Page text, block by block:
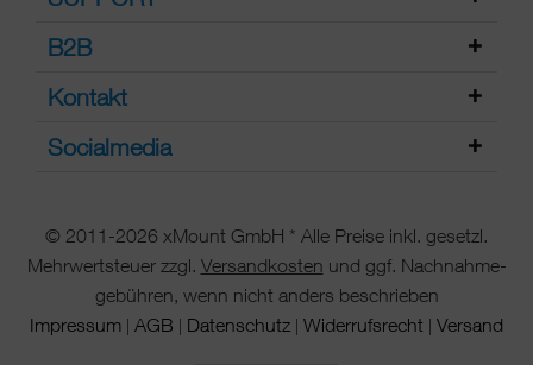
B2B
Kontakt
Socialmedia
© 2011-2026 xMount GmbH * Alle Preise inkl. gesetzl.
Mehrwertsteuer zzgl. Versandkosten und ggf. Nachnahme-
gebühren, wenn nicht anders beschrieben
Impressum | AGB | Datenschutz | Widerrufsrecht | Versand